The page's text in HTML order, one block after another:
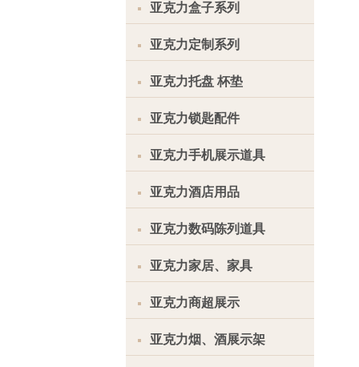
亚克力盒子系列
亚克力定制系列
亚克力托盘 杯垫
亚克力锁匙配件
亚克力手机展示道具
亚克力酒店用品
亚克力数码陈列道具
亚克力家居、家具
亚克力商超展示
亚克力烟、酒展示架